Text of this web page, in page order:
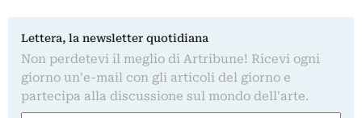
Lettera, la newsletter quotidiana
Non perdetevi il meglio di Artribune! Ricevi ogni
giorno un'e-mail con gli articoli del giorno e
partecipa alla discussione sul mondo dell'arte.